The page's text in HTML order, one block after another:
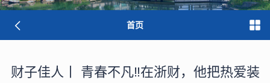
首页
财子佳人丨 青春不凡‼️在浙财，他把热爱装